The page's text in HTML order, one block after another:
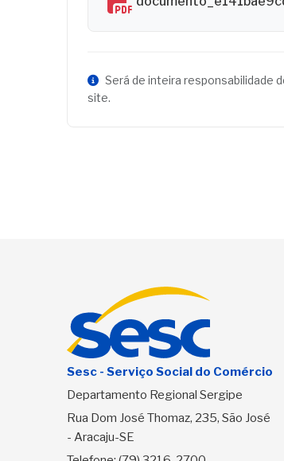
Será de inteira responsabilidade
site.
Sesc - Serviço Social do Comércio
Departamento Regional Sergipe
Rua Dom José Thomaz, 235, São José
- Aracaju-SE